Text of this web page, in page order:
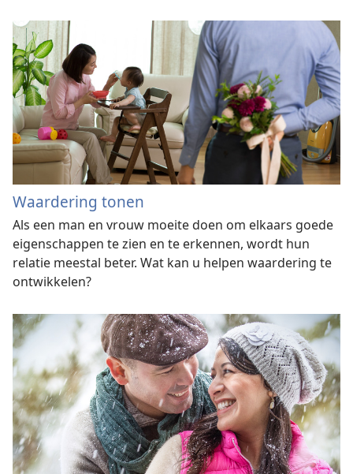
Waardering tonen
Als een man en vrouw moeite doen om elkaars goede
eigenschappen te zien en te erkennen, wordt hun
relatie meestal beter. Wat kan u helpen waardering te
ontwikkelen?